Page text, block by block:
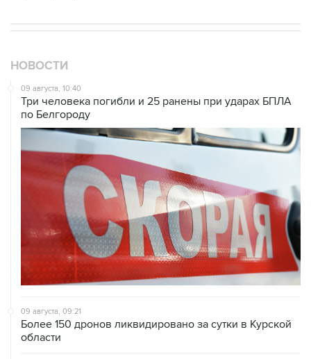
НОВОСТИ
09 августа, 10:40
Три человека погибли и 25 ранены при ударах БПЛА
по Белгороду
09 августа, 09:21
Более 150 дронов ликвидировано за сутки в Курской
области